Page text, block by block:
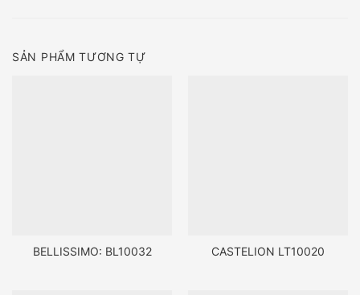
SẢN PHẨM TƯƠNG TỰ
BELLISSIMO: BL10032 CASTELION LT10020